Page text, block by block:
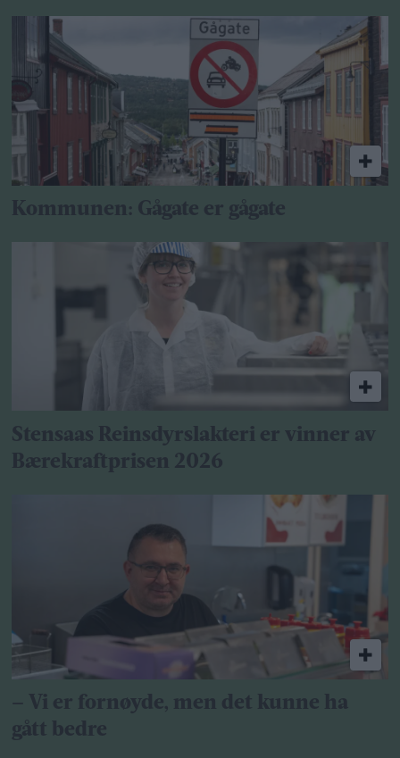
Kommunen: Gågate er gågate
Stensaas Reinsdyrslakteri er vinner av
Bærekraftprisen 2026
– Vi er fornøyde, men det kunne ha
gått bedre